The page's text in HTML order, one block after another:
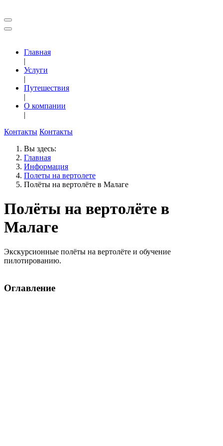
Главная
|
Услуги
|
Путешествия
|
О компании
|
Контакты Контакты
Вы здесь:
Главная
Информация
Полеты на вертолете
Полёты на вертолёте в Малаге
Полёты на вертолёте в
Малаге
Экскурсионные полёты на вертолёте и обучение
пилотированию.
Оглавление